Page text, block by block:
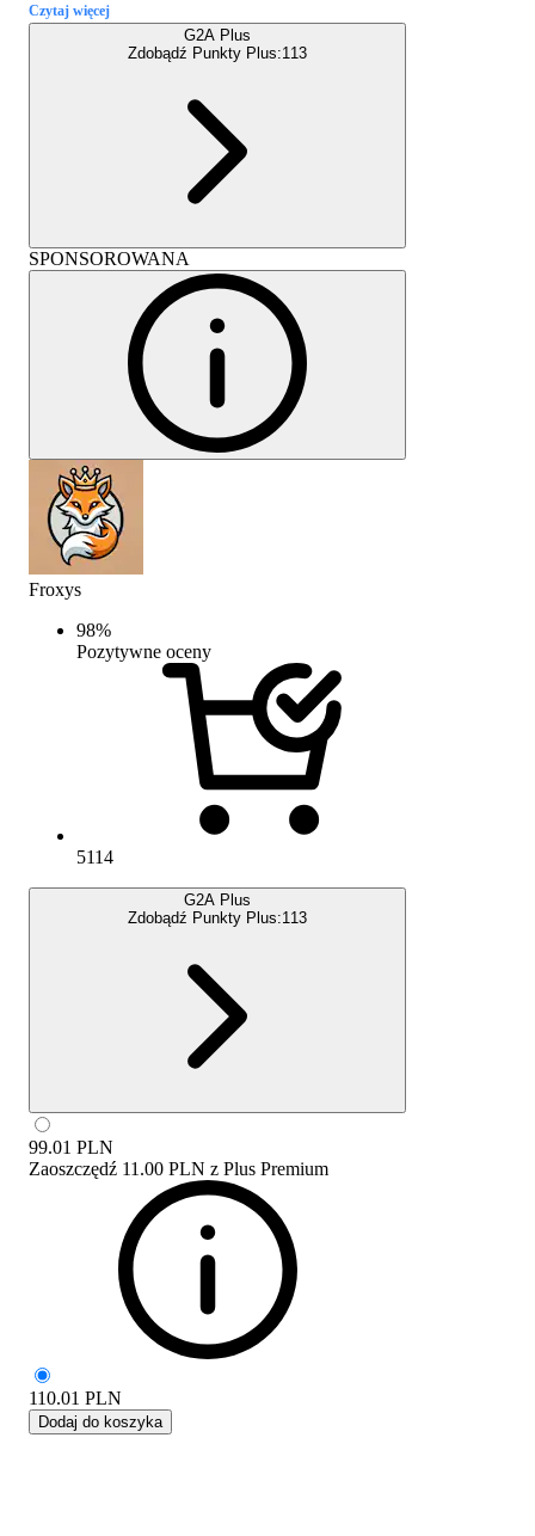
Czytaj więcej
G2A Plus
Zdobądź Punkty Plus:113
SPONSOROWANA
Froxys
98%
Pozytywne oceny
5114
G2A Plus
Zdobądź Punkty Plus:113
99.01 PLN
Zaoszczędź 11.00 PLN z Plus Premium
110.01 PLN
Dodaj do koszyka